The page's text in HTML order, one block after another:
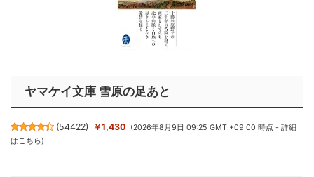
ヤマケイ文庫 雪原の足あと
(54422) ￥1,430 (2026年8月9日 09:25 GMT +09:00 時点 -詳細
はこちら)